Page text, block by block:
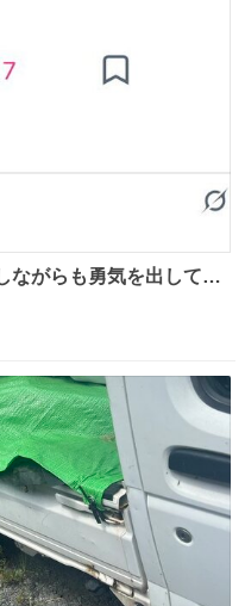
ながらも勇気を出して村
共用井戸に捨てられて